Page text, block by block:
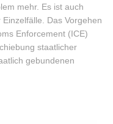
mehr. Es ist auch
Das Vorgehen
Enforcement (ICE)
staatlicher
gebundenen